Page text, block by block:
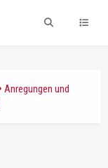
Anregungen und